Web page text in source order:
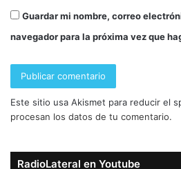
Guardar mi nombre, correo
navegador para la próxima vez que
Este sitio usa Akismet para reducir el
procesan los datos de tu comentario.
RadioLateral en Youtube